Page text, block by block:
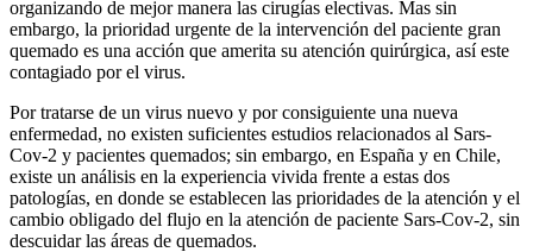
organizando de mejor manera las cirugías electivas. Mas sin
embargo, la prioridad urgente de la intervención del paciente gran
quemado es una acción que amerita su atención quirúrgica, así este
contagiado por el virus.
Por tratarse de un virus nuevo y por consiguiente una nueva
enfermedad, no existen suficientes estudios relacionados al Sars-
Cov-2 y pacientes quemados; sin embargo, en España y en Chile,
existe un análisis en la experiencia vivida frente a estas dos
patologías, en donde se establecen las prioridades de la atención y el
cambio obligado del flujo en la atención de paciente Sars-Cov-2, sin
descuidar las áreas de quemados.